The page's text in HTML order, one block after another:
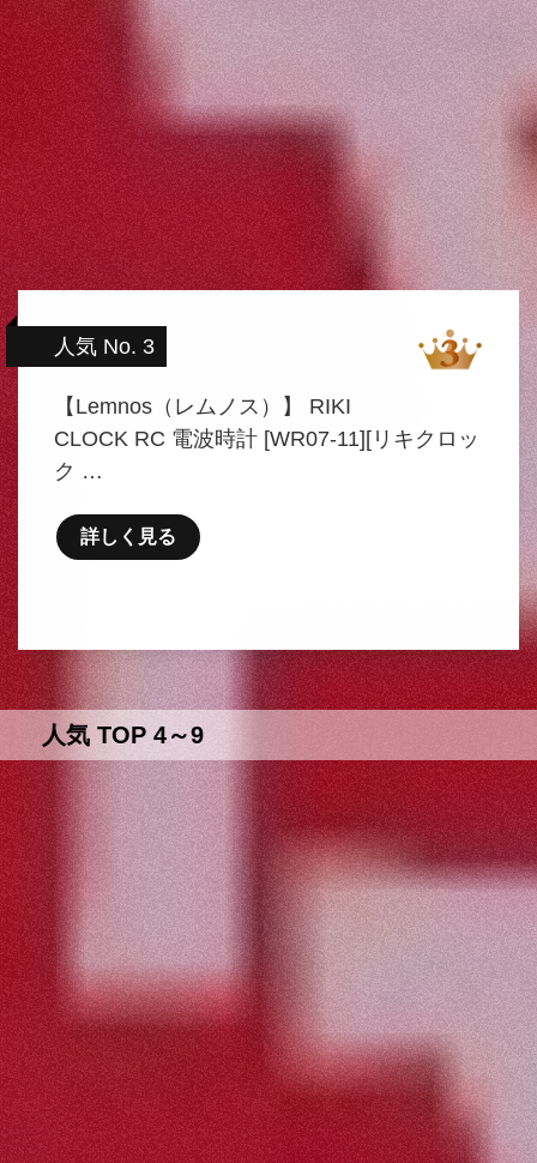
人気 No. 3
【Lemnos（レムノス）】 RIKI
CLOCK RC 電波時計 [WR07-11][リキクロッ
ク …
詳しく見る
人気 TOP 4～9